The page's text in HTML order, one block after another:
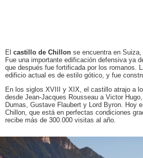
El castillo de Chillon se encuentra en
Fue una importante edificación defensiva ya
que después fue fortificada por los romanos.
edificio actual es de estilo gótico, y fue
En los siglos XVIII y XIX, el castillo atrajo a
desde Jean-Jacques Rousseau a Victor
Dumas, Gustave Flaubert y Lord Byron. Hoy
Chillon, que está en perfectas condiciones
recibe más de 300.000 visitas al año.